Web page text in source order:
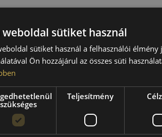
Nyári
W=270 km/h
92=630kg
weboldal sütiket használ
sütiket használ a felhasználói
Ön hozzájárul az összes süti
szükséges
Teljesítmény